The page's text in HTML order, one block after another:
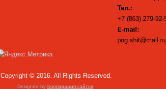
Тел.:
+7 (863) 279-92-
E-mail:
pog.shit@mail.ru
Copyright © 2016. All Rights Reserved.
Designed by Корпорация сайтов